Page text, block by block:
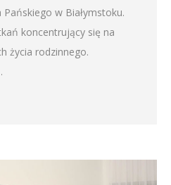
w Białymstoku.
koncentrujący się na
życia rodzinnego.